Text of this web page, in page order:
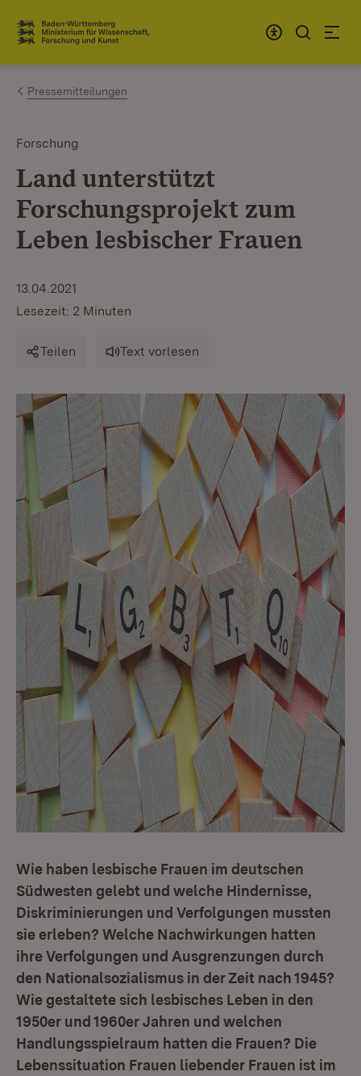
Zum Inhalt springen
Link zur Startseite
Pressemitteilungen
Forschung
Land unterstützt
Forschungsprojekt zum
Leben lesbischer Frauen
13.04.2021
Lesezeit: 2 Minuten
Teilen Text vorlesen
Wie haben lesbische Frauen im deutschen
Südwesten gelebt und welche Hindernisse,
Diskriminierungen und Verfolgungen mussten
sie erleben? Welche Nachwirkungen hatten
ihre Verfolgungen und Ausgrenzungen durch
den Nationalsozialismus in der Zeit nach 1945?
Wie gestaltete sich lesbisches Leben in den
1950er und 1960er Jahren und welchen
Handlungsspielraum hatten die Frauen? Die
Lebenssituation Frauen liebender Frauen ist im